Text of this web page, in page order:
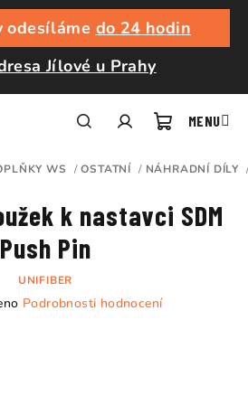
odesíláme do 24 hodin
Jílové u Prahy
košík
WS / OSTATNÍ / NÁHRADNÍ DÍLY
k nastavci SDM
Push Pin
UNIFIBER
Podrobnosti hodnocení